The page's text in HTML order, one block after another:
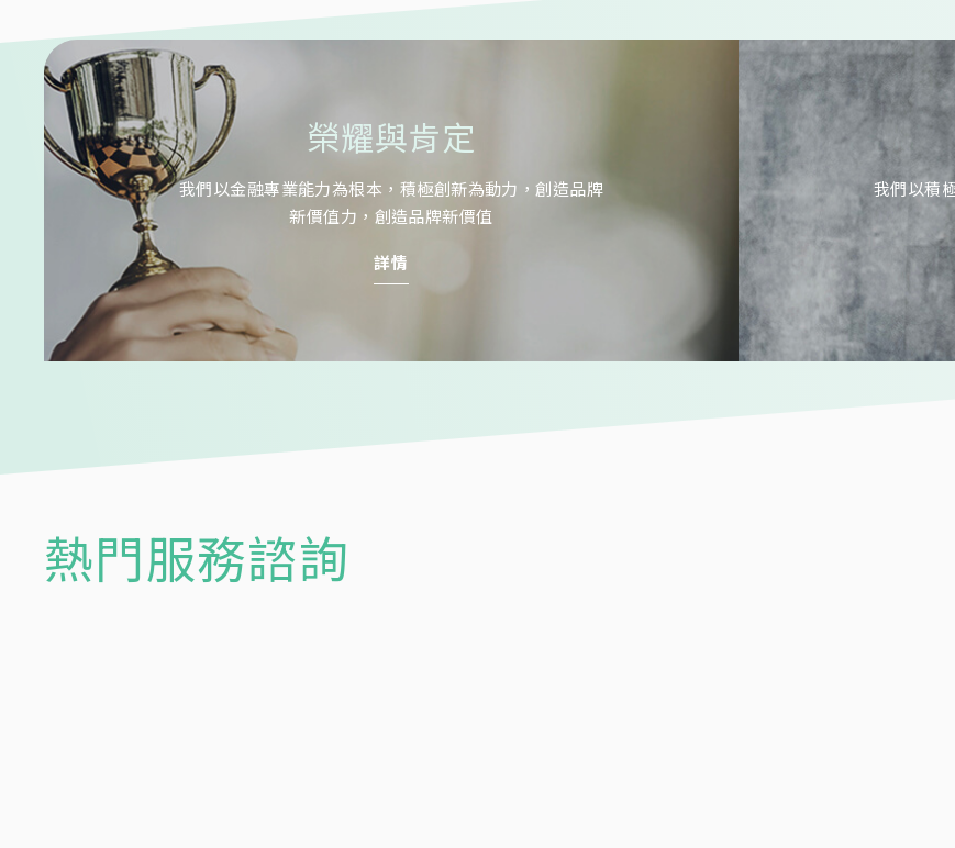
榮耀與肯定
我們以金融專業能力為根本，積極創新為動力，創造品牌
新價值力，創造品牌新價值
詳情
我們以積
熱門服務諮詢